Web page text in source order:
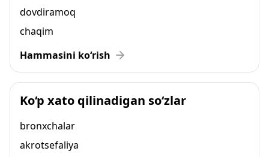
dovdiramoq
chaqim
Hammasini ko‘rish
Ko‘p xato qilinadigan so‘zlar
bronxchalar
akrotsefaliya